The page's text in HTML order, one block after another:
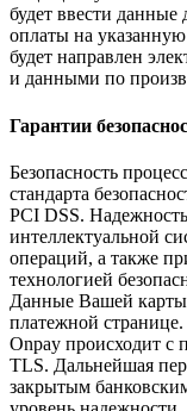
будет ввести данные
оплаты на
будет направлен
и данными по
Гарантии
Безопасность
стандарта
PCI DSS.
интеллектуальной
операций, а также
технологией
Данные Вашей карты
платежной
Onpay происходит с
TLS. Дальнейшая
закрытым